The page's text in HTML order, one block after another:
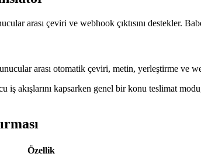
arası çeviri ve webhook çıktısını destekler.
arası otomatik çeviri, metin, yerleştirme ve
iş akışlarını kapsarken genel bir konu teslimat
Özellik